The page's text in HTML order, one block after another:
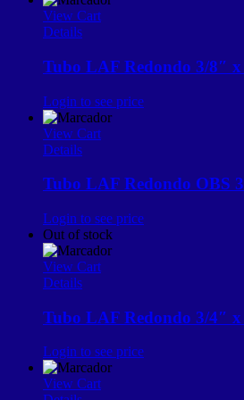
View Cart
Details
Tubo LAF Redondo 3/8″
Login to see price
View Cart
Details
Tubo LAF Redondo OBS
Login to see price
Out of stock
View Cart
Details
Tubo LAF Redondo 3/4″
Login to see price
View Cart